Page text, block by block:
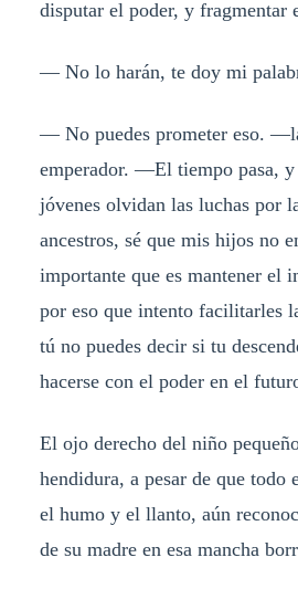
disputar el poder, y fragmentar
— No lo harán, te doy mi
— No puedes prometer eso.
emperador. —El tiempo pasa, y
jóvenes olvidan las luchas por
ancestros, sé que mis hijos no
importante que es mantener el
por eso que intento facilitarles
tú no puedes decir si tu
hacerse con el poder en el
El ojo derecho del niño
hendidura, a pesar de que todo
el humo y el llanto, aún
de su madre en esa mancha